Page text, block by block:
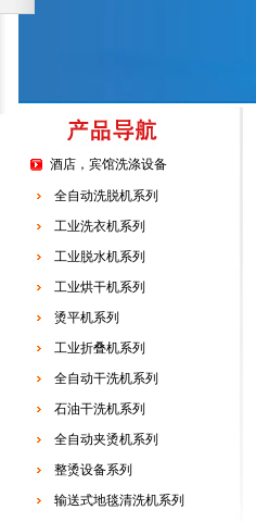
酒店，宾馆洗涤设备
全自动洗脱机系列
工业洗衣机系列
工业脱水机系列
工业烘干机系列
烫平机系列
工业折叠机系列
全自动干洗机系列
石油干洗机系列
全自动夹烫机系列
整烫设备系列
输送式地毯清洗机系列